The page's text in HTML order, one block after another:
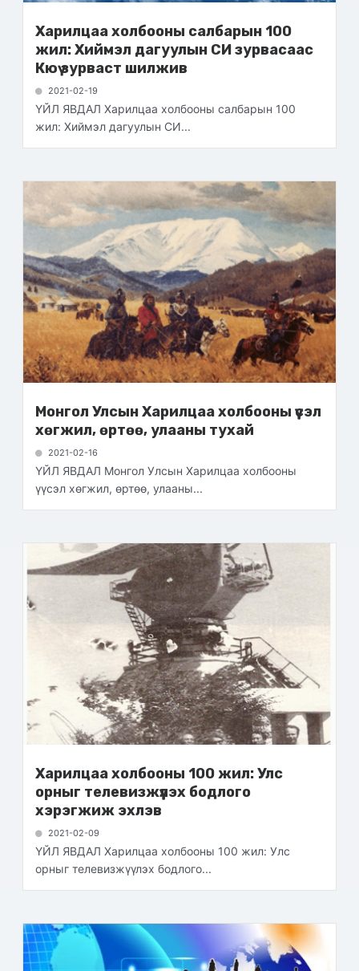
Харилцаа холбооны салбарын 100
жил: Хиймэл дагуулын СИ зурвасаас
Кюү зурваст шилжив
2021-02-19
ҮЙЛ ЯВДАЛ Харилцаа холбооны салбарын 100
жил: Хиймэл дагуулын СИ...
Монгол Улсын Харилцаа холбооны үүсэл
хөгжил, өртөө, улааны тухай
2021-02-16
ҮЙЛ ЯВДАЛ Монгол Улсын Харилцаа холбооны
үүсэл хөгжил, өртөө, улааны...
Харилцаа холбооны 100 жил: Улс
орныг телевизжүүлэх бодлого
хэрэгжиж эхлэв
2021-02-09
ҮЙЛ ЯВДАЛ Харилцаа холбооны 100 жил: Улс
орныг телевизжүүлэх бодлого...